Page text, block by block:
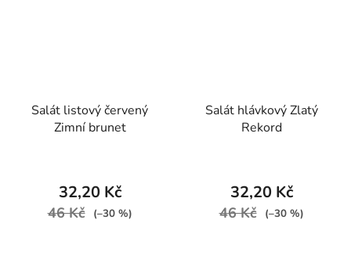
Salát listový červený
Zimní brunet
32,20 Kč
46 Kč (–30 %)
Salát hlávkový Zlatý
Rekord
32,20 Kč
46 Kč (–30 %)